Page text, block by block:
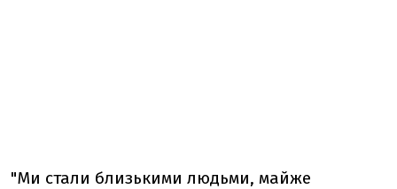
"Ми стали близькими людьми, майже